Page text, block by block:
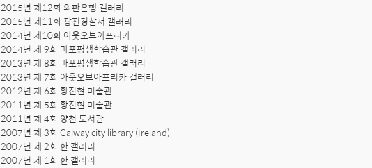
2015년 제12회 외환은행 갤러리
2015년 제11회 광진경찰서 갤러리
2014년 제10회 아웃오브아프리카
2014년 제 9회 마포평생학습관 갤러리
2013년 제 8회 마포평생학습관 갤러리
2013년 제 7회 아웃오브아프리카 갤러리
2012년 제 6회 황진현 미술관
2011년 제 5회 황진현 미술관
2011년 제 4회 양천 도서관
2007년 제 3회 Galway city library (Ireland)
2007년 제 2회 한 갤러리
2007년 제 1회 한 갤러리